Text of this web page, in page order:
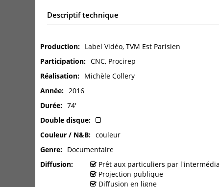
Descriptif technique
Production
Label Vidéo, TVM Est Parisien
Participation
CNC, Procirep
Réalisation
Michèle Collery
Année
2016
Durée
74'
Double disque
Couleur / N&B
couleur
Genre
Documentaire
Diffusion
Prêt aux particuliers par
Projection publique
Diffusion en ligne